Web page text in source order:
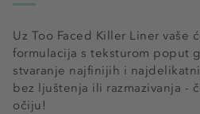
Uz Too Faced Killer Liner
formulacija s teksturom poput
stvaranje najfinijih i
bez ljuštenja ili razmazivanja -
očiju!